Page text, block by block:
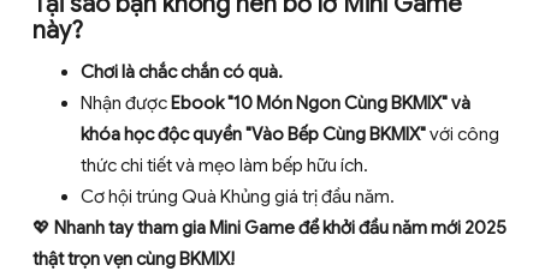
này?
Chơi là chắc chắn có quà.
Nhận được Ebook "10 Món Ngon Cùng BKMIX" và
khóa học độc quyền "Vào Bếp Cùng BKMIX"với công
thức chi tiết và mẹo làm bếp hữu ích.
Cơ hội trúng Quà Khủng giá trị đầu năm.
💖 Nhanh tay tham gia Mini Game để khởi đầu năm mới 2025
thật trọn vẹn cùng BKMIX!